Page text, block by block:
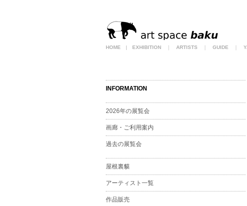
INFORMATION
2026年の展覧会
画廊・ご利用案内
過去の展覧会
屋根裏貘
アーティスト一覧
作品販売
HOME | EXHIBITION ARTISTS GUIDE